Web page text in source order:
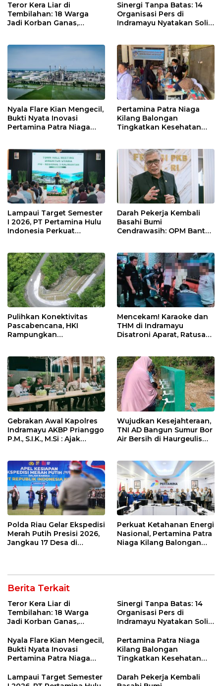
Teror Kera Liar di
Tembilahan: 18 Warga
Jadi Korban Ganas,
Sinergi Tanpa Batas: 14
Organisasi Pers di
Indramayu Nyatakan Solid
Nyala Flare Kian Mengecil,
Bukti Nyata Inovasi
Pertamina Patra Niaga
Pertamina Patra Niaga
Kilang Balongan
Tingkatkan Kesehatan
Rutin dan Edukasi
Perawatan Gigi
Lampaui Target Semester
I 2026, PT Pertamina Hulu
Indonesia Perkuat
Keselamatan Kerja
Darah Pekerja Kembali
Basahi Bumi
Cendrawasih: OPM Bantai
Pulihkan Konektivitas
Pascabencana, HKI
Rampungkan
Mencekam! Karaoke dan
THM di Indramayu
Disatroni Aparat, Ratusan
Gebrakan Awal Kapolres
Indramayu AKBP Prianggo
P.M., S.I.K., M.Si : Ajak
Wujudkan Kesejahteraan,
TNI AD Bangun Sumur Bor
Air Bersih di Haurgeulis
Polda Riau Gelar Ekspedisi
Merah Putih Presisi 2026,
Jangkau 17 Desa di
Perkuat Ketahanan Energi
Nasional, Pertamina Patra
Niaga Kilang Balongan
Berita Terkait
Teror Kera Liar di
Tembilahan: 18 Warga
Jadi Korban Ganas,
12 Jahitan!
Sinergi Tanpa Batas: 14
Organisasi Pers di
Indramayu Nyatakan Solid
Nyala Flare Kian Mengecil,
Bukti Nyata Inovasi
Pertamina Patra Niaga
Net Zero Emission 2060
Pertamina Patra Niaga
Kilang Balongan
Tingkatkan Kesehatan
Pemeriksaan Kesehatan
Lampaui Target Semester
Darah Pekerja Kembali